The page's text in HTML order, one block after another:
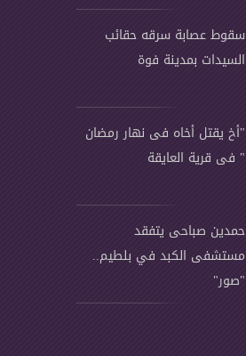
سقوط عصابة سرقه حقائب
السيدات بمدينة فوة
"أخ يقتل أخاه فى نهار رمضان
" فى قرية العايقة
حمدين صباحى يتفقد
مستشفى الكبد في بلطيم..
"صور"